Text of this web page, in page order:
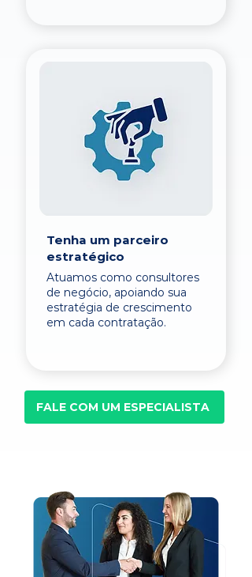
Tenha um parceiro
estratégico
Atuamos como consultores
de negócio, apoiando sua
estratégia de crescimento
em cada contratação.
FALE COM UM ESPECIALISTA